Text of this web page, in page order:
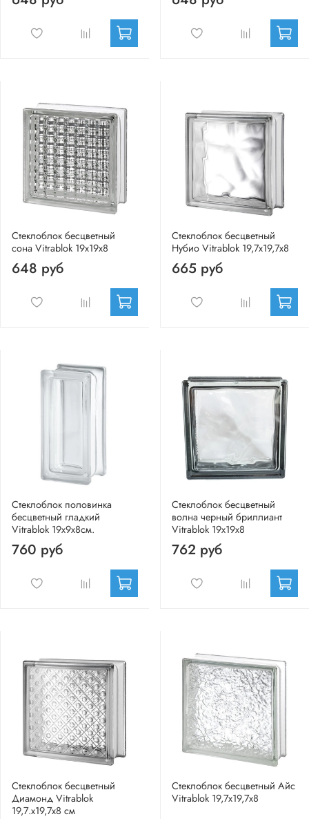
Стеклоблок бесцветный
сона Vitrablok 19х19х8
648 руб
Стеклоблок бесцветный
Нубио Vitrablok 19,7x19,7x8
665 руб
Стеклоблок половинка
бесцветный гладкий
Vitrablok 19х9х8см.
760 руб
Стеклоблок бесцветный
волна черный бриллиант
Vitrablok 19х19х8
762 руб
Стеклоблок бесцветный
Диамонд Vitrablok
19,7.x19,7x8 см
Стеклоблок бесцветный Айс
Vitrablok 19,7x19,7x8